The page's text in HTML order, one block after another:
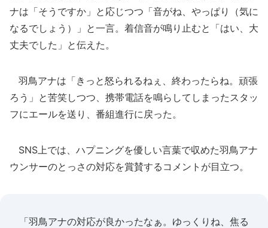
ナは「そうですか」と応じつつ「音がね、やっぱり（気に
なるでしょう）」と一言。着信音が鳴り止むと「はい、大
丈夫でした」と伝えた。
羽鳥アナは「きっと怒られるねぇ、終わったらね。頑張
ろう」と苦笑しつつ、携帯電話を鳴らしてしまったスタッ
フにエールを送り、番組進行に戻った。
SNS上では、ハプニングを優しい言葉で収めた羽鳥アナ
ウンサーのとっさの対応を賞賛するコメントが目立つ。
「羽鳥アナの対応が良かったなぁ。ゆっくりね、焦る